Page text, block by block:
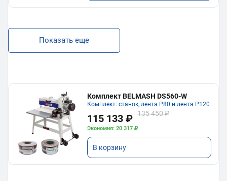
Показать еще
Комплект BELMASH DS560-W
Комплект: станок, лента P80 и лента P120
115 133 ₽ 135 450 ₽
Экономия: 20 317 ₽
В корзину